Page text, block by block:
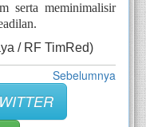
serta meminimalisir
/ RF TimRed)
Sebelumnya